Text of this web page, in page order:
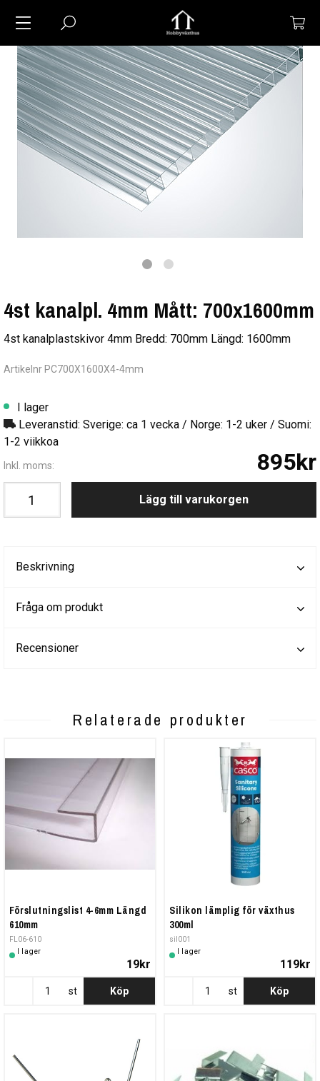
4st kanalpl. 4mm Mått: 700x1600mm
4st kanalplastskivor 4mm Bredd: 700mm Längd: 1600mm
Artikelnr PC700X1600X4-4mm
I lager
Leveranstid: Sverige: ca 1 vecka / Norge: 1-2 uker / Suomi:
1-2 viikkoa
Inkl. moms: 895kr
Lägg till varukorgen
Beskrivning
Fråga om produkt
Recensioner
Relaterade produkter
Förslutningslist 4-6mm Längd
610mm
FL06-610
I lager
19kr
st Köp
Silikon lämplig för växthus
300ml
sil001
I lager
119kr
st Köp